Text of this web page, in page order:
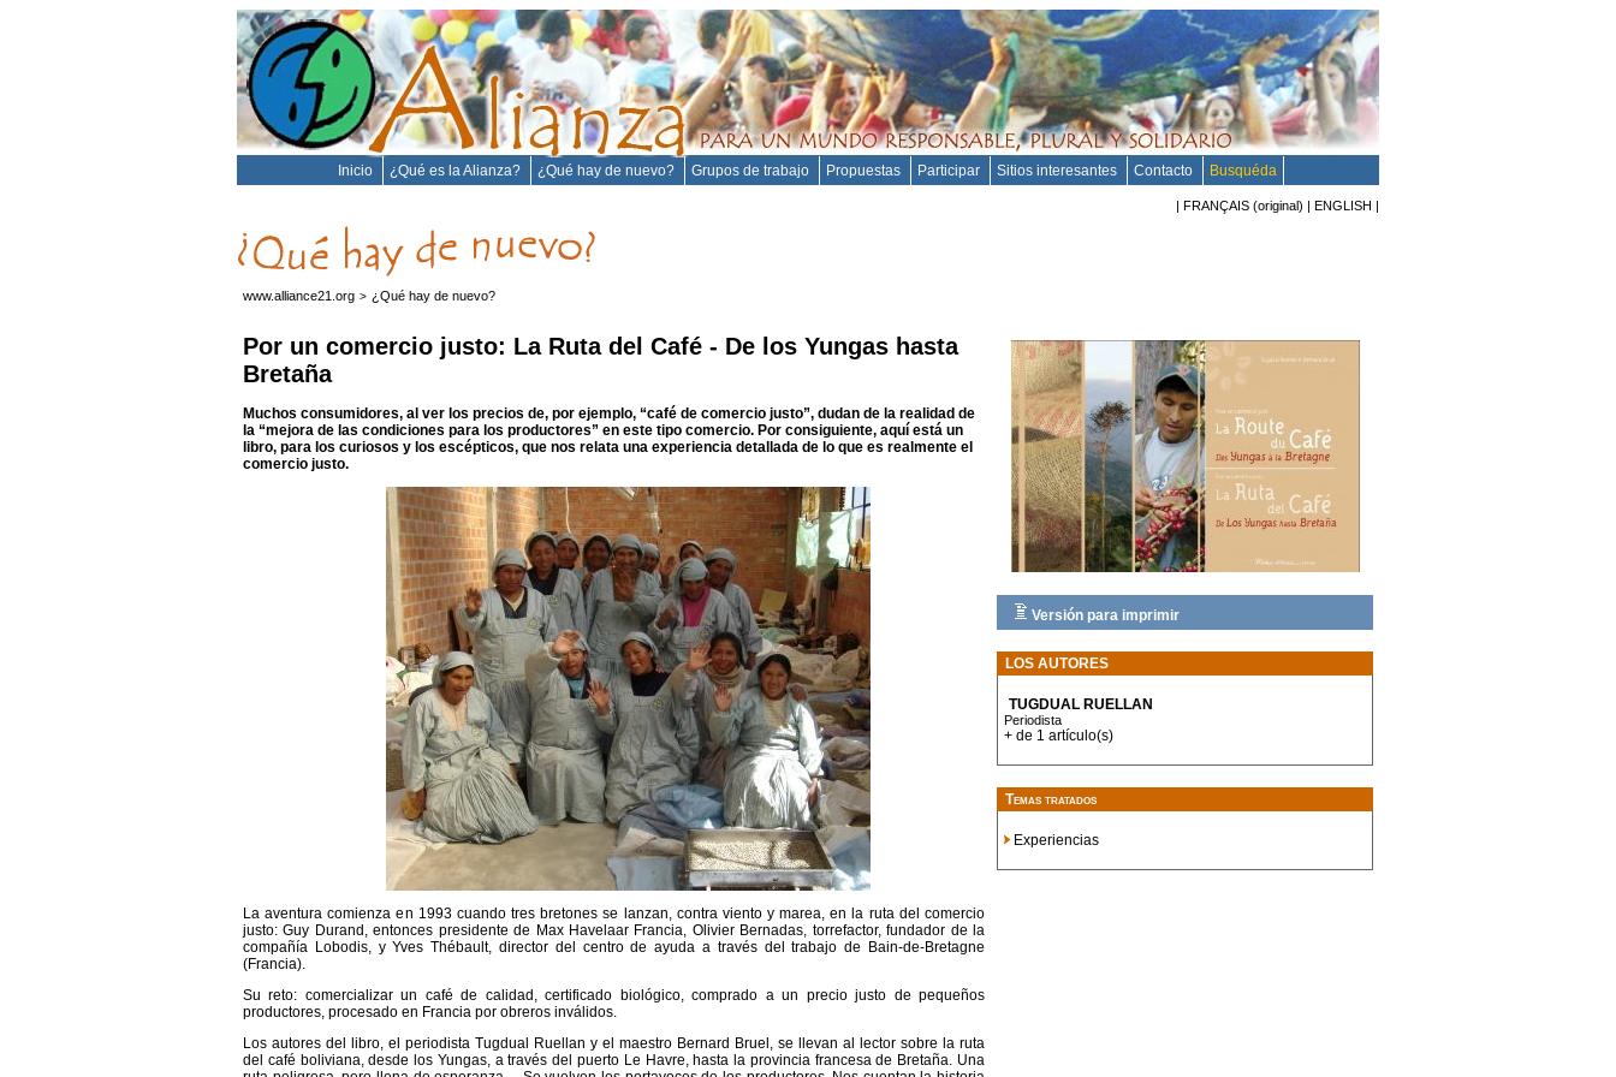
Inicio ¿Qué es la Alianza? ¿Qué hay de nuevo? Grupos de trabajo Propuestas Participar Sitios interesantes Contacto Busquéda
| FRANÇAIS (original) | ENGLISH |
www.alliance21.org > ¿Qué hay de nuevo?
Por un comercio justo: La Ruta del Café - De los Yungas hasta
Bretaña
Muchos consumidores, al ver los precios de, por ejemplo, “café de comercio justo”, dudan de la realidad de
la “mejora de las condiciones para los productores” en este tipo comercio. Por consiguiente, aquí está un
libro, para los curiosos y los escépticos, que nos relata una experiencia detallada de lo que es realmente el
comercio justo.
La aventura comienza en 1993 cuando tres bretones se lanzan, contra viento y marea, en la ruta del comercio
justo: Guy Durand, entonces presidente de Max Havelaar Francia, Olivier Bernadas, torrefactor, fundador de la
compañía Lobodis, y Yves Thébault, director del centro de ayuda a través del trabajo de Bain-de-Bretagne
(Francia).
Su reto: comercializar un café de calidad, certificado biológico, comprado a un precio justo de pequeños
productores, procesado en Francia por obreros inválidos.
Los autores del libro, el periodista Tugdual Ruellan y el maestro Bernard Bruel, se llevan al lector sobre la ruta
del café boliviana, desde los Yungas, a través del puerto Le Havre, hasta la provincia francesa de Bretaña. Una
Versión para imprimir
LOS AUTORES
TUGDUAL RUELLAN
Periodista
+ de 1 artículo(s)
Temas tratados
Experiencias